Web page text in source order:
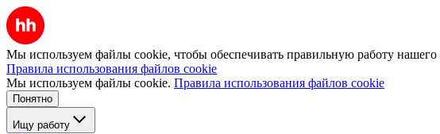
Мы используем файлы cookie, чтобы обеспечивать правильную работу нашего
Правила использования файлов cookie
Мы используем файлы cookie. Правила использования файлов cookie
Понятно
Ищу работу